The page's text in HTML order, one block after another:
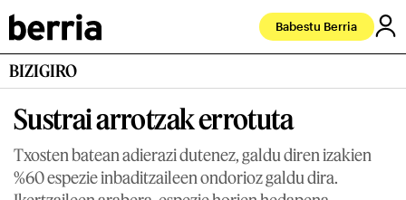
Babestu Berria
BIZIGIRO
Sustrai arrotzak errotuta
Txosten batean adierazi dutenez, galdu diren izakien
%60 espezie inbaditzaileen ondorioz galdu dira.